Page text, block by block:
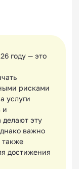
году — это
рисками
услуги
и
делают эту
важно
также
достижения